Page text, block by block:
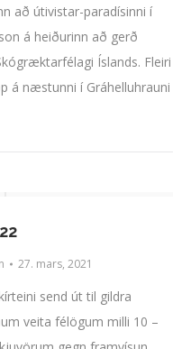
að útivistar-paradísinni í
á heiðurinn að gerð
Íslands. Fleiri
á næstunni í Gráhelluhrauni
27. mars, 2021
send út til gildra
veita félögum milli 10 –